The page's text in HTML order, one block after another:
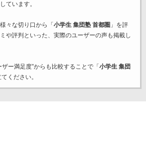
ています。
々な切り口から「 小学生 集団塾 首都圏 」を評
や評判といった、実際のユーザーの声も掲載し
ー満足度”からも比較することで「 小学生 集団
ください。